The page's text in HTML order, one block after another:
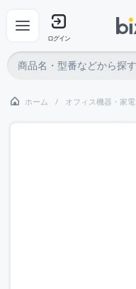
ログイン
ホーム オフィス機器・家電